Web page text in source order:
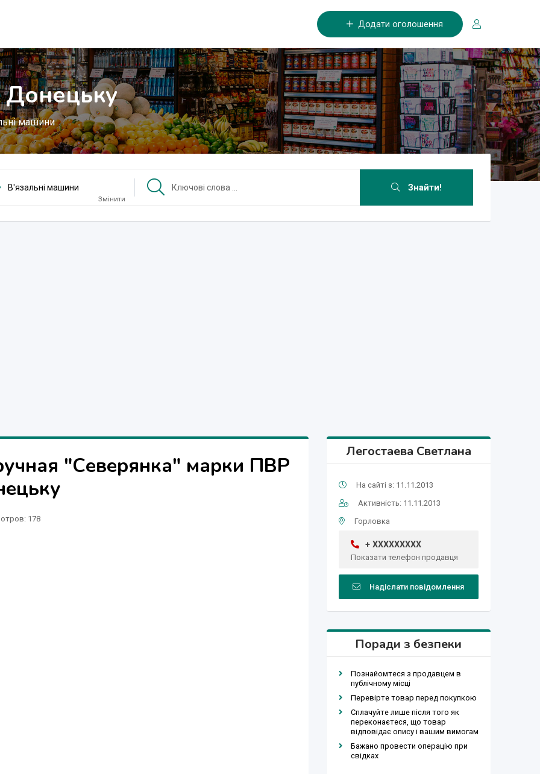
Додати оголошення
Донецьку
машини
В'язальні машини
Змінити
Знайти!
"Северянка" марки ПВР
: 178
Легостаева Светлана
На сайті з: 11.11.2013
Активність: 11.11.2013
Горловка
+ XXXXXXXXX
Показати телефон продавця
Надіслати повідомлення
Поради з безпеки
Познайомтеся з продавцем в
публічному місці
Перевірте товар перед покупкою
Сплачуйте лише після того як
переконаєтеся, що товар
відповідає опису і вашим вимогам
Бажано провести операцію при
свідках